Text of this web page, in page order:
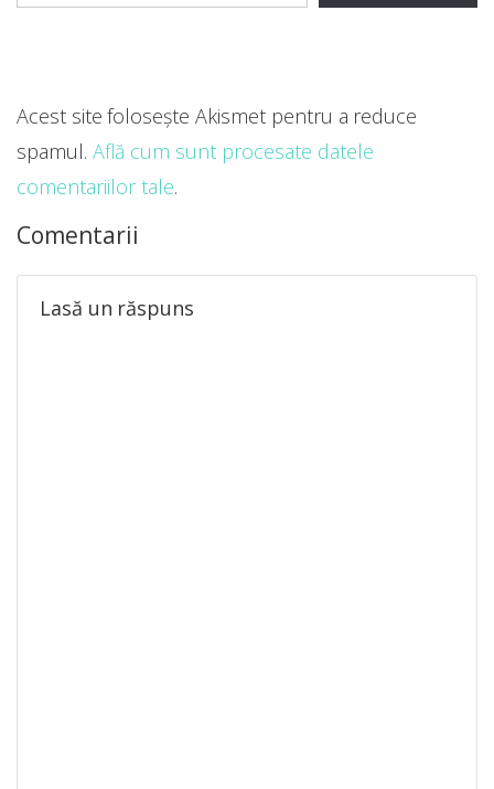
Comentarii
Lasă un răspuns
Acest site folosește Akismet pentru a reduce
spamul. Află cum sunt procesate datele
comentariilor tale.